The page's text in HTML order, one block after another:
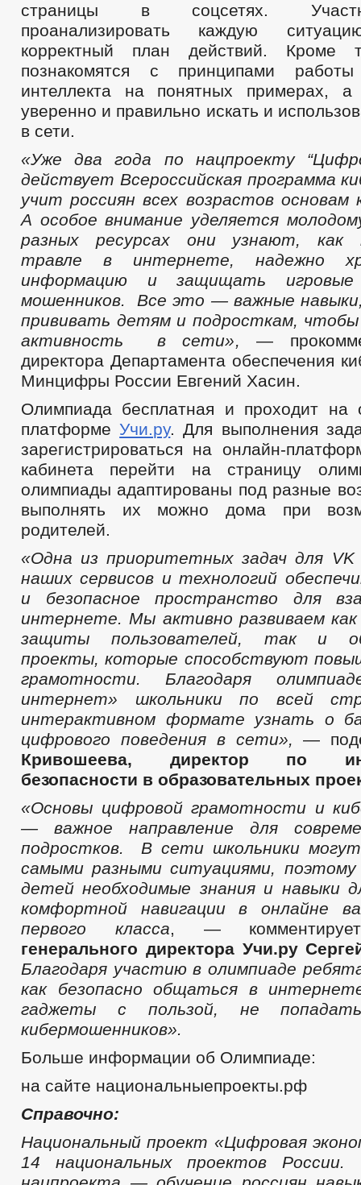
страницы в соцсетях.
проанализировать каждую
корректный план действий. Кроме
познакомятся с принципами работы
интеллекта на понятных примерах, а
уверенно и правильно искать и
в сети.
«Уже два года по нацпроекту
действует Всероссийская программа
учит россиян всех возрастов основам
А особое внимание уделяется
разных ресурсах они узнают, как
травле в интернете, надежно
информацию и защищать
мошенников. Все это — важные
прививать детям и подросткам, чтобы
активность в сети»,—
директора Департамента обеспечения
Минцифры России Евгений Хасин.
Олимпиада бесплатная и проходит на
платформеУчи.ру. Для выполнения
зарегистрироваться на онлайн-
кабинета перейти на страницу
олимпиады адаптированы под разные
выполнять их можно дома при
родителей.
«Одна из приоритетных задач для
наших сервисов и технологий
и безопасное пространство для
интернете. Мы активно развиваем как
защиты пользователей, так и
проекты, которые способствуют
грамотности. Благодаря
интернет» школьники по всей
интерактивном формате узнать о
цифрового поведения в сети»,—
Кривошеева, директор по
безопасности в образовательных
«Основы цифровой грамотности и
— важное направление для
подростков. В сети школьники
самыми разными ситуациями,
детей необходимые знания и навыки
комфортной навигации в онлайне
первого класса, —
генерального директора Учи.ру
Благодаря участию в олимпиаде
как безопасно общаться в
гаджеты с пользой, не
кибермошенников».
Больше информации об Олимпиаде:
на сайте национальныепроекты.рф
Справочно:
Национальный проект «Цифровая
14 национальных проектов